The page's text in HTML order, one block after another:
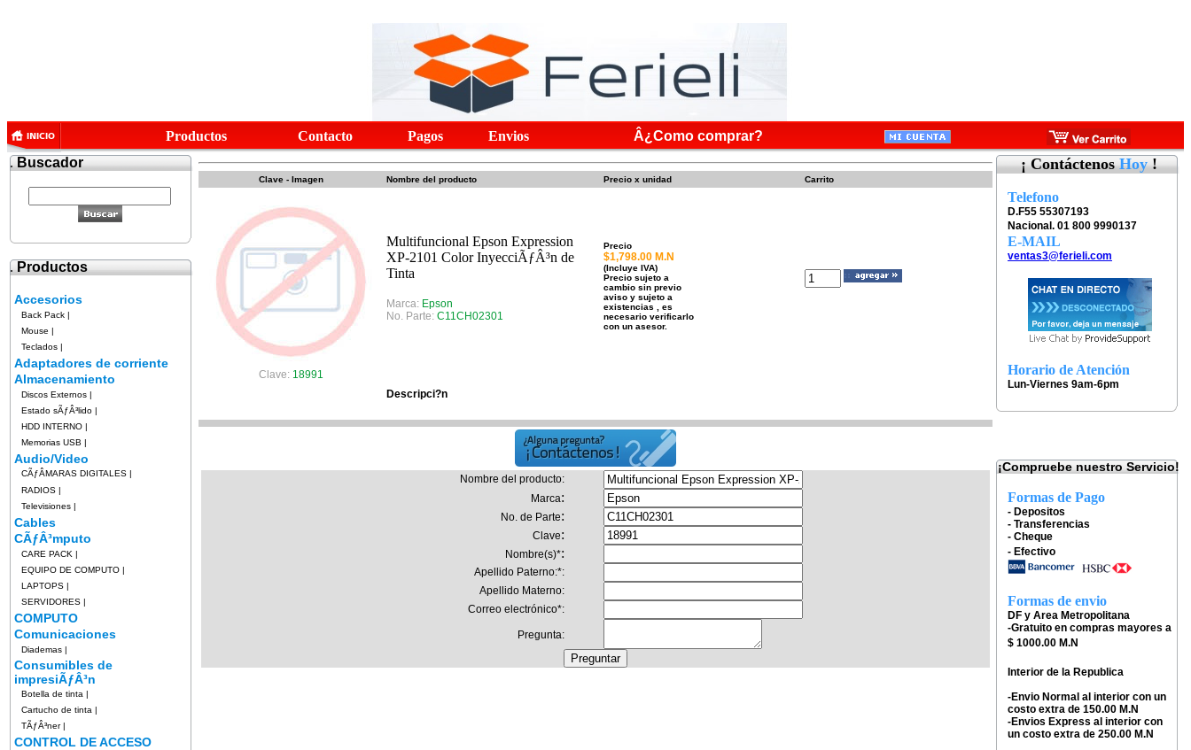
Productos Contacto Pagos Envios
Â¿Como comprar?
.Buscador
.Productos
Accesorios
Back Pack |
Mouse |
Teclados |
Adaptadores de corriente
Almacenamiento
Discos Externos |
Estado sÃƒÂ³lido |
HDD INTERNO |
Memorias USB |
Audio/Video
CÃƒÂMARAS DIGITALES |
RADIOS |
Televisiones |
Cables
CÃƒÂ³mputo
CARE PACK |
EQUIPO DE COMPUTO |
LAPTOPS |
SERVIDORES |
COMPUTO
Comunicaciones
Diademas |
Consumibles de
impresiÃƒÂ³n
Botella de tinta |
Cartucho de tinta |
TÃƒÂ³ner|
CONTROL DE ACCESO
Clave - Imagen Nombre del producto Precio x unidad Carrito
Clave: 18991
Multifuncional Epson Expression
XP-2101 Color InyecciÃƒÂ³n de
Tinta
Marca: Epson
No. Parte: C11CH02301
Precio
$1,798.00 M.N
(Incluye IVA)
Precio sujeto a
cambio sin previo
aviso y sujeto a
existencias , es
necesario verificarlo
con un asesor.
Descripci?n
Nombre del producto:
Marca:
No. de Parte:
Clave:
Nombre(s)*:
Apellido Paterno:*:
Apellido Materno:
Correo electrónico*:
Pregunta:
¡ ContáctenosHoy!
Telefono
D.F55 55307193
Nacional. 01 800 9990137
E-MAIL
ventas3@ferieli.com
Horario de Atención
Lun-Viernes 9am-6pm
¡Compruebe nuestro Servicio!
Formas de Pago
- Depositos
- Transferencias
- Cheque
- Efectivo
Formas de envio
DF y Area Metropolitana
-Gratuito en compras mayores a
$ 1000.00 M.N
Interior de la Republica
-Envio Normal al interior con un
costo extra de 150.00 M.N
-Envios Express al interior con
un costo extra de 250.00 M.N